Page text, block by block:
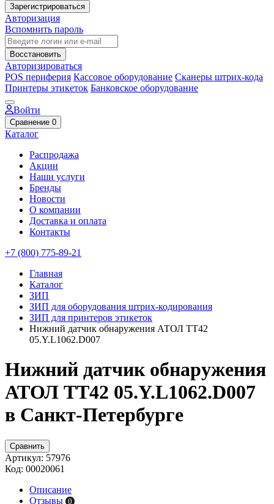
Зарегистрироваться
Авторизация
Вспомнить пароль
Восстановить
Авторизироваться
POS периферия Кассовое оборудование Сканеры штрих-кода
Принтеры этикеток Банковское оборудование
Войти
Сравнение 0
Каталог
Распродажа
Акции
Наши услуги
Бренды
Новости
О компании
Доставка и оплата
Контакты
+7 (800) 775-89-21
Главная
Каталог
ЗИП
ЗИП для оборудования штрих-кодирования
ЗИП для принтеров этикеток
Нижний датчик обнаружения АТОЛ TT42
05.Y.L1062.D007
Нижний датчик обнаружения
АТОЛ TT42 05.Y.L1062.D007
в Санкт-Петербурге
Сравнить
Артикул: 57976
Код: 00020061
Описание
Отзывы 0